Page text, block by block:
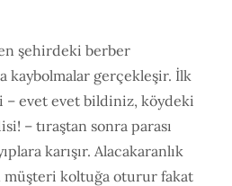
şehirdeki berber
kaybolmalar gerçekleşir. İlk
– evet evet bildiniz, köydeki
– tıraştan sonra parası
karışır. Alacakaranlık
koltuğa oturur fakat